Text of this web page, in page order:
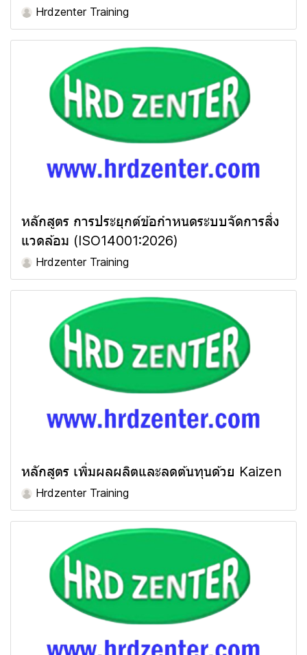
Hrdzenter Training
หลักสูตร การประยุกต์ข้อกำหนดระบบจัดการสิ่ง
แวดล้อม (ISO14001:2026)
Hrdzenter Training
หลักสูตร เพิ่มผลผลิตและลดต้นทุนด้วย Kaizen
Hrdzenter Training